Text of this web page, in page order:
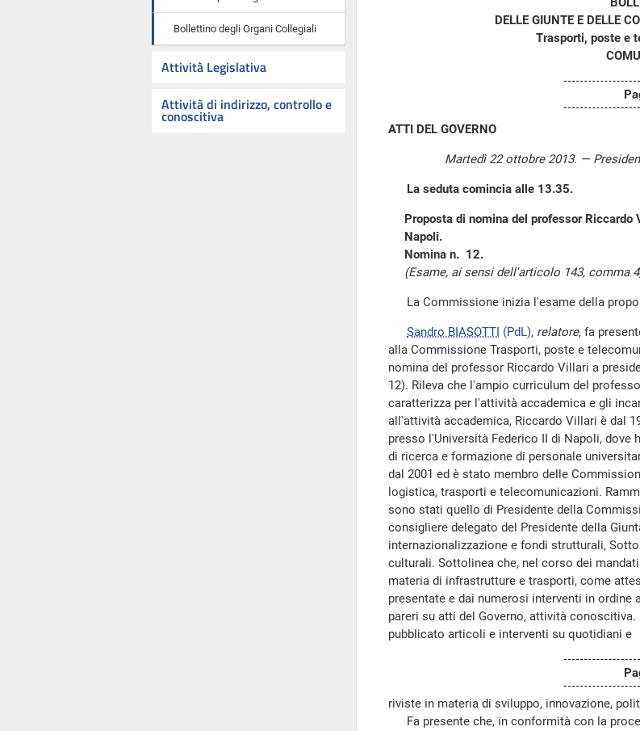
Bollettino degli Organi Collegiali
Attività Legislativa
Attività di indirizzo, controllo e
conoscitiva
DELLE GIUNTE E DELLE
Trasporti, poste e
ATTI DEL GOVERNO
Martedì 22 ottobre 2013. —
La seduta comincia alle 13.35.
Proposta di nomina del professor
Napoli.
Nomina n. 12.
(Esame, ai sensi dell'articolo 143, comma
La Commissione inizia l'esame della
Sandro BIASOTTI (PdL), relatore, fa
alla Commissione Trasporti, poste e
nomina del professor Riccardo Villari a
12). Rileva che l'ampio curriculum del
caratterizza per l'attività accademica e gli
all'attività accademica, Riccardo Villari è dal
presso l'Università Federico II di Napoli,
di ricerca e formazione di personale
dal 2001 ed è stato membro delle
logistica, trasporti e telecomunicazioni.
sono stati quello di Presidente della
consigliere delegato del Presidente della
internazionalizzazione e fondi strutturali,
culturali. Sottolinea che, nel corso dei
materia di infrastrutture e trasporti, come
presentate e dai numerosi interventi in
pareri su atti del Governo, attività
pubblicato articoli e interventi su quotidiani e
riviste in materia di sviluppo, innovazione,
Fa presente che, in conformità con la